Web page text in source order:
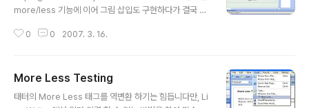
more/less 기능에 이어 그림 삽입도 구현하다가 결국 쥐
I의 한계로 실제 적용은 약간 문제가 있습니다. 그림이 올라
할 것 같습니다. TTML이 뭔고 하니 태터에서 사용하는 M
L입니다. HTML과 비슷하면서 ## 태그가 추가되어 있습
0 0 2007. 3. 16.
More Less Testing
태터의 More Less 태그를 역변환 하기는 힘듭니다만, Li